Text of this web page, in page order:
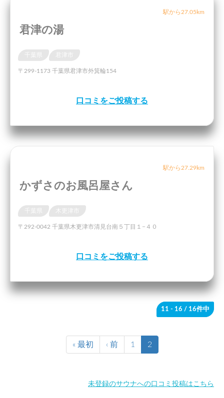
駅から27.05km
君津の湯
千葉県
〒299-1173 千葉県君津市外箕輪154
口コミをご投稿する
駅から27.29km
かずさのお風呂屋さん
千葉県
〒292-0042 千葉県木更津市清見台南５丁目１−４０
口コミをご投稿する
11 - 16 / 16件中
« 最初 ‹ 前 1 2
未登録のサウナへの口コミ投稿はこちら